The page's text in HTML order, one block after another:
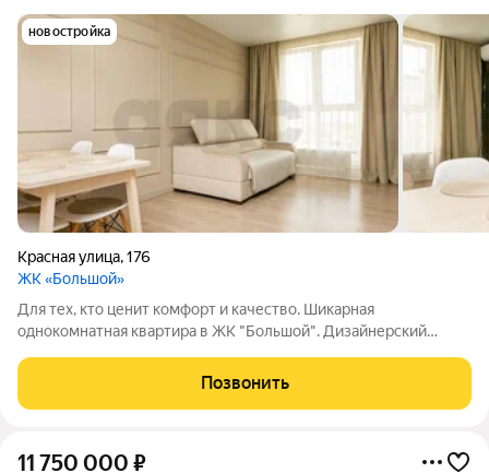
новостройка
Красная улица,176
ЖК «Большой»
Для тех, кто ценит комфорт и качество. Шикарная
однокомнатная квартира в ЖК "Большой". Дизайнерский
дорогостоящих материалов вы почувствуете комфорт в
каждой детали. Качественная мебель и техника
Позвонить
11 750 000 ₽